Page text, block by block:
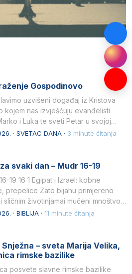
Gospodinovo
uzvišeni događaj iz Kristova
kojem nas izvješćuju evanđelisti
i Luka te sveti Petar u svojoj
· SVETAC DANA · 3 minute čitanja
svaki dan – Mudr 16-19
19 16 1 Egipat i Izrael: kobne
prepelice Zato bijahu primjereno
sličnim životinjamai mučeni mnoštvom
A narod…
· BIBLIJA · 11 minute čitanja
Snježna – sveta Marija Velika,
rimske bazilike
posvete slavne rimske bazilike